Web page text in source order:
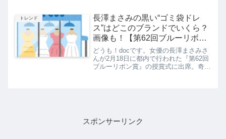
デルなので疑惑が本当なら沢尻さん以来
の大ニュースになり...
トレンド
長澤まさみの黒い“ゴミ袋ドレ
ス”はどこのブランドでいくら？
画像も！【第62回ブルーリボン
賞】
どうも！docです。女優の長澤まさみさ
んが2月18日に都内で行われた『第62回
ブルーリボン賞』の授賞式に出席。奇抜
スポンサーリンク